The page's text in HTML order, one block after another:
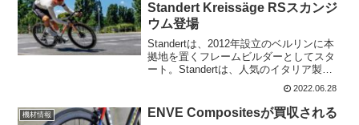
Standert Kreissäge RSスカンジ
ウム登場
Standertは、2012年設立のベルリンに本
拠地を置くフレームビルダーとしてスタ
ート。Standertは、人気のイタリア製
Kreissäge RSスカンジウムアルミロード
バイクを、これまで以上に速く、軽く、
そして完全にステルス化した内部...
2022.06.28
機材情報 ENVE Compositesが買収される